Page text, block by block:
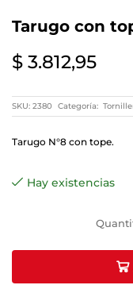
Tarugo con
$ 3.812,95
SKU: 2380 Categoría:
Tarugo N°8 con tope.
Hay existencias